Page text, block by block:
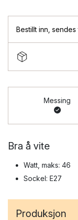
Bestillt inn sendes
Messing
Bra å vite
Watt, maks: 46
Sockel: E27
Produksjon